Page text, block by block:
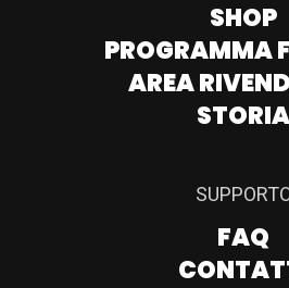
SHOP
PROGRAMMA
AREA
STORIA
FAQ